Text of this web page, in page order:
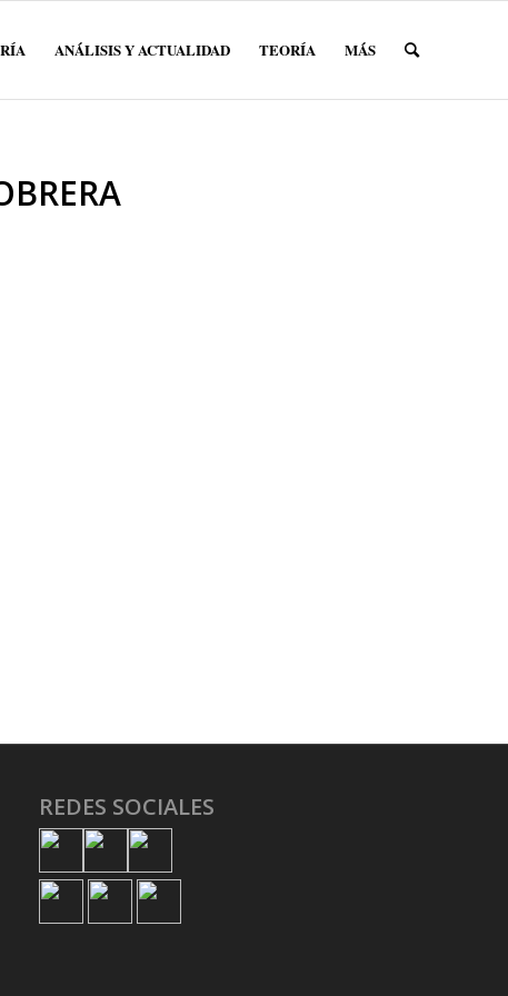
ANÁLISIS Y ACTUALIDAD TEORÍA MÁS
REDES SOCIALES